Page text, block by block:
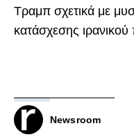
Τραμπ σχετικά με
κατάσχεσης ιρανικού
Newsroom